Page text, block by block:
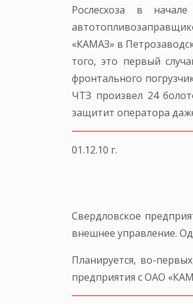
Рослесхоза в
«КАМАЗ» в
того, это первый
фронтального
ЧТЗ произвел 24
защитит оператора
01.12.10 г.
Свердловское
внешнее управление.
Планируется, во-
предприятия с ОАО